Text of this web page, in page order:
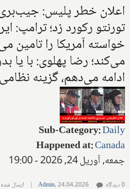
اعلان خطر پلیس:
تورنتو رکورد زد؛ ترامپ:
خواسته آمریکا را تامین
می‌کند؛ رضا پهلوی: با یا
ادامه می‌دهم، گزینه
Sub-Category:Daily
Happened at:Canada
جمعه, آوریل 24, 2026 - 19:00
Admin,24.04.2026
| ارسال 0 دیدگاه